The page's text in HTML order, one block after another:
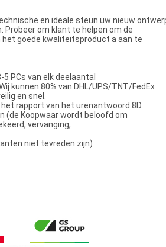
en ideale steun uw nieuw
Probeer om klant te helpen om de
goede kwaliteitsproduct a aan te
PCs van elk deelaantal
kunnen 80% van DHL/UPS/TNT/FedEx
en snel.
rapport van het urenantwoord 8D
(de Koopwaar wordt beloofd om
vervanging,
niet tevreden zijn)